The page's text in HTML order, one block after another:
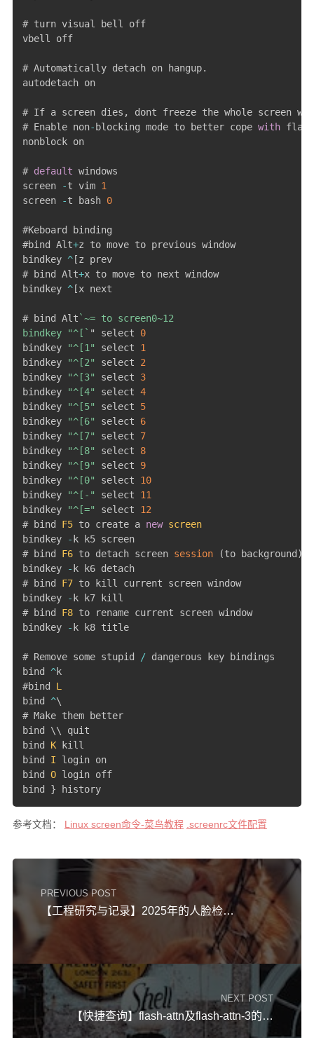
# turn visual bell off
vbell off
# Automatically detach on hangup.
autodetach on
# If a screen dies ,
dont freeze the whole screen
# Enable non- blocking mode to better cope with flaky
nonblock on
# default windows
screen
-t vim 1
screen
-t bash 0
#Keboard binding
#bind Alt+z to move to previous window
bindkey ^[z prev
# bind Alt+x to move to next window
bindkey ^[x next
# bind Alt `~= to screen0~12
bindkey "^[ ` " select 0
bindkey
"^[1" select 1
bindkey
"^[2" select 2
bindkey
"^[3" select 3
bindkey
"^[4" select 4
bindkey
"^[5" select 5
bindkey
"^[6" select 6
bindkey
"^[7" select 7
bindkey
"^[8" select 8
bindkey
"^[9" select 9
bindkey
"^[0" select 10
bindkey
"^[-" select 11
bindkey
"^[=" select 12
# bind F5 to create a new screen
bindkey
- k k5 screen
# bind F6 to detach screen session (to background )
bindkey
- k k6 detach
# bind F7 to kill current screen window
bindkey
- k k7 kill
# bind F8 to rename current screen window
bindkey
- k k8 title
# Remove some stupid / dangerous key bindings
bind ^k
#bind L
bind ^\
# Make them better
bind \\ quit
bind K kill
bind I login on
bind O login off
bind } history
参考文档： Linux screen命令-菜鸟教程 .screenrc文件配置
PREVIOUS POST
【工程研究与记录】2025年的人脸检测识别
NEXT POST
【快捷查询】flash-attn及flash-attn-3的安装【预构建文件】